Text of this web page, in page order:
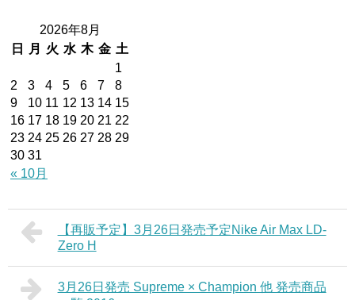
2026年8月
日
月 火 水 木 金 土
« 10月
1
2
3 4 5 6 7
8
9
10 11 12 13 14 15
16 17 18 19 20 21 22
23 24 25 26 27 28 29
30 31
【再販予定】3月26日発売予定Nike Air Max LD-
Zero H
3月26日発売 Supreme × Champion 他 発売商品